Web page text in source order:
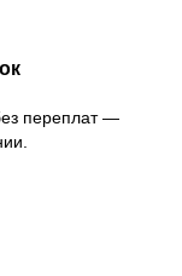
переплат —